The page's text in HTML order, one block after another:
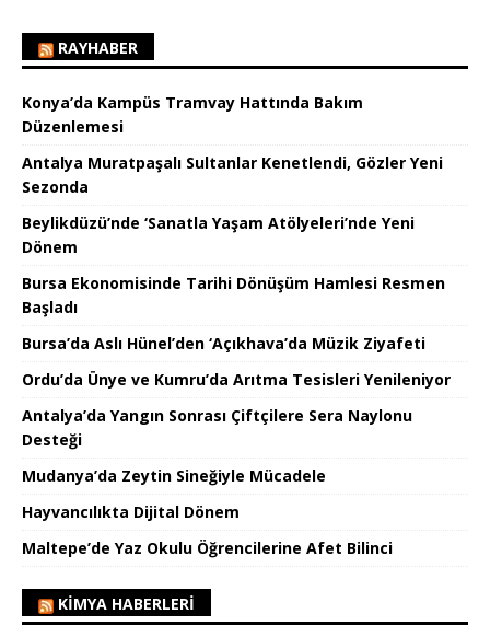
RAYHABER
Konya’da Kampüs Tramvay Hattında Bakım
Düzenlemesi
Antalya Muratpaşalı Sultanlar Kenetlendi, Gözler Yeni
Sezonda
Beylikdüzü’nde ‘Sanatla Yaşam Atölyeleri’nde Yeni
Dönem
Bursa Ekonomisinde Tarihi Dönüşüm Hamlesi Resmen
Başladı
Bursa’da Aslı Hünel’den ‘Açıkhava’da Müzik Ziyafeti
Ordu’da Ünye ve Kumru’da Arıtma Tesisleri Yenileniyor
Antalya’da Yangın Sonrası Çiftçilere Sera Naylonu
Desteği
Mudanya’da Zeytin Sineğiyle Mücadele
Hayvancılıkta Dijital Dönem
Maltepe’de Yaz Okulu Öğrencilerine Afet Bilinci
KIMYA HABERLERI